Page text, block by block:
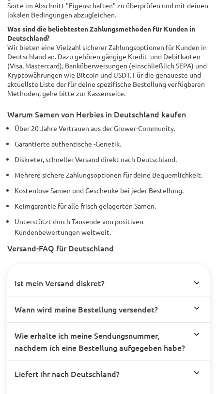
Sorte im Abschnitt "Eigenschaften" zu überprüfen und mit deinen
lokalen Bedingungen abzugleichen.
Was sind die beliebtesten Zahlungsmethoden für Kunden in
Deutschland?
Wir bieten eine Vielzahl sicherer Zahlungsoptionen für Kunden in
Deutschland an. Dazu gehören gängige Kredit- und Debitkarten
(Visa, Mastercard), Banküberweisungen (einschließlich SEPA) und
Kryptowährungen wie Bitcoin und USDT. Für die genaueste und
aktuellste Liste der für deine spezifische Bestellung verfügbaren
Methoden, gehe bitte zur Kassenseite.
Warum Samen von Herbies in Deutschland kaufen
Über 20 Jahre Vertrauen aus der Grower-Community.
Garantierte authentische -Genetik.
Diskreter, schneller Versand direkt nach Deutschland.
Mehrere sichere Zahlungsoptionen für deine Bequemlichkeit.
Kostenlose Samen und Geschenke bei jeder Bestellung.
Keimgarantie für alle frisch gelagerten Samen.
Unterstützt durch Tausende von positiven
Kundenbewertungen weltweit.
Versand-FAQ für Deutschland
Ist mein Versand diskret?
Wann wird meine Bestellung versendet?
Wie erhalte ich meine Sendungsnummer,
nachdem ich eine Bestellung aufgegeben habe?
Liefert ihr nach Deutschland?